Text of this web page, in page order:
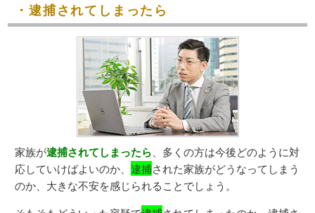
・逮捕されてしまったら
家族が逮捕されてしまったら、多くの方は今後どのように対
応していけばよいのか、逮捕された家族がどうなってしまう
のか、大きな不安を感じられることでしょう。